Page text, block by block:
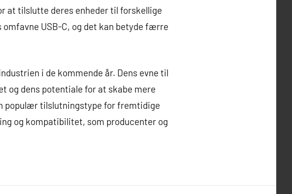
at tilslutte deres enheder til forskellige
USB-C, og det kan betyde færre
i de kommende år. Dens evne til
og dens potentiale for at skabe mere
populær tilslutningstype for fremtidige
og kompatibilitet, som producenter og